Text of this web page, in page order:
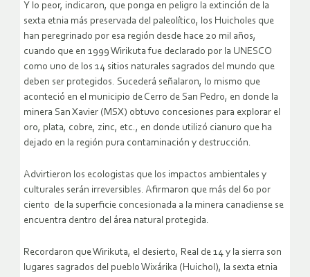
Y lo peor, indicaron, que ponga en peligro la extinción de la
sexta etnia más preservada del paleolítico, los Huicholes que
han peregrinado por esa región desde hace 20 mil años,
cuando que en 1999 Wirikuta fue declarado por la UNESCO
como uno de los 14 sitios naturales sagrados del mundo que
deben ser protegidos. Sucederá señalaron, lo mismo que
aconteció en el municipio de Cerro de San Pedro, en donde la
minera San Xavier (MSX) obtuvo concesiones para explorar el
oro, plata, cobre, zinc, etc., en donde utilizó cianuro que ha
dejado en la región pura contaminación y destrucción.
Advirtieron los ecologistas que los impactos ambientales y
culturales serán irreversibles. Afirmaron que más del 60 por
ciento de la superficie concesionada a la minera canadiense se
encuentra dentro del área natural protegida.
Recordaron que Wirikuta, el desierto, Real de 14 y la sierra son
lugares sagrados del pueblo Wixárika (Huichol), la sexta etnia